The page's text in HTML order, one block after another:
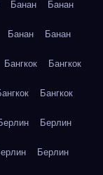
Банан Банан
Банан Банан
Бангкок Бангкок
Бангкок
Берлин
Берлин